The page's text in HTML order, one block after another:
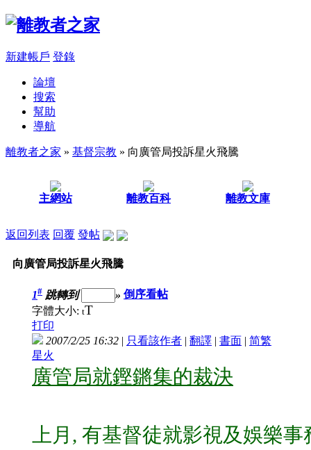
新建帳戶 登錄
論壇
搜索
幫助
導航
離教者之家 » 基督宗教 » 向廣管局投訴星火飛騰
主網站 離教百科 離教文庫
返回列表 回覆 發帖
向廣管局投訴星火飛騰
1# 跳轉到 » 倒序看帖
字體大小: tT
打印
2007/2/25 16:32 | 只看該作者 | 翻譯 | 書面 | 简繁
星火
廣管局就鏗鏘集的裁決
上月, 有基督徒就影視及娛樂